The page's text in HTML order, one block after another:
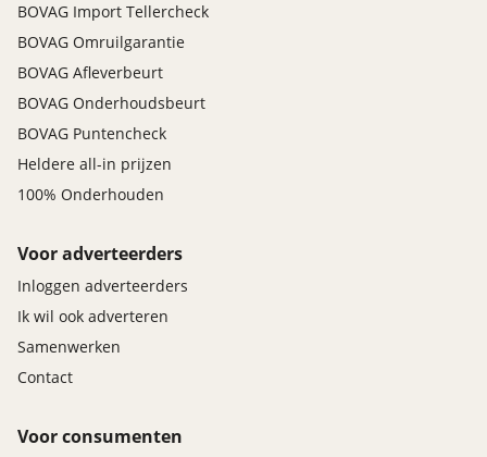
BOVAG Import Tellercheck
BOVAG Omruilgarantie
BOVAG Afleverbeurt
BOVAG Onderhoudsbeurt
BOVAG Puntencheck
Heldere all-in prijzen
100% Onderhouden
Voor adverteerders
Inloggen adverteerders
Ik wil ook adverteren
Samenwerken
Contact
Voor consumenten